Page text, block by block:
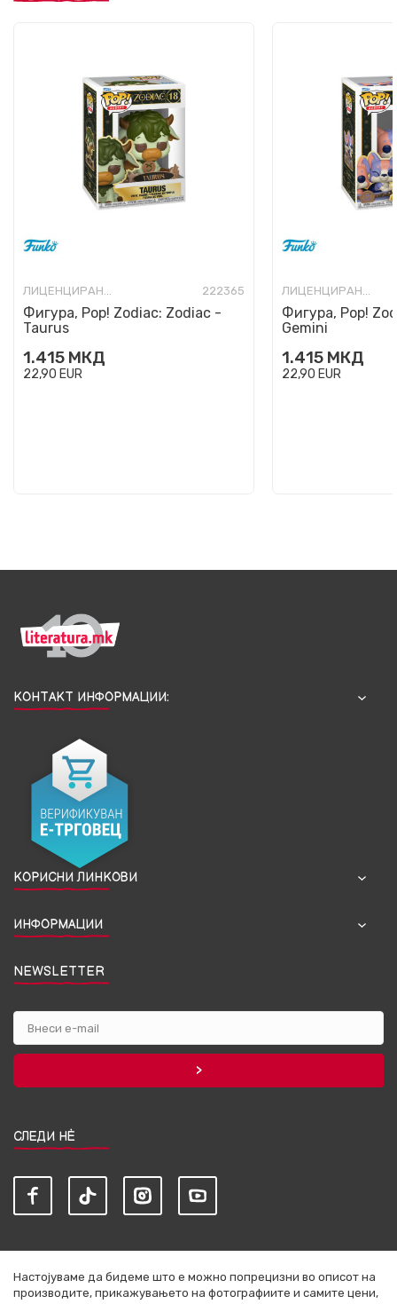
ЛИЦЕНЦИРАНИ ФИГУРИ И СЕТОВИ 222365
Фигура, Pop! Zodiac: Zodiac -
Taurus
1.415 МКД
22,90 EUR
ЛИЦЕНЦИРАНИ ФИГУРИ И СЕТОВИ
Фигура, Pop!
Gemini
1.415 МКД
22,90 EUR
КОНТАКТ ИНФОРМАЦИИ:
КОРИСНИ ЛИНКОВИ
ИНФОРМАЦИИ
NEWSLETTER
СЛЕДИ НЀ
Настојуваме да бидеме што е можно попрецизни во описот на
производите, прикажувањето на фотографиите и самите цени,